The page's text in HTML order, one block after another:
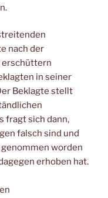
nach der
erschüttern
in seiner
Beklagte stellt
fragt sich dann,
falsch sind und
worden
erhoben hat.